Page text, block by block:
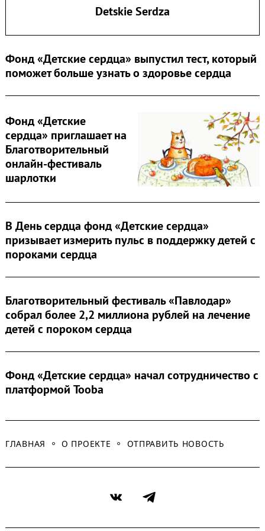
Detskie Serdza
Фонд «Детские сердца» выпустил тест, который
поможет больше узнать о здоровье сердца
Фонд «Детские
сердца» приглашает на
Благотворительный
онлайн-фестиваль
шарлотки
В День сердца фонд «Детские сердца»
призывает измерить пульс в поддержку детей с
пороками сердца
Благотворительный фестиваль «Павлодар»
собрал более 2,2 миллиона рублей на лечение
детей с пороком сердца
Фонд «Детские сердца» начал сотрудничество с
платформой Tooba
ГЛАВНАЯ О ПРОЕКТЕ ОТПРАВИТЬ НОВОСТЬ
VK Telegram
Search